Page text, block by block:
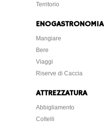
Territorio
ENOGASTRONOMIA
Mangiare
Bere
Viaggi
Riserve di Caccia
ATTREZZATURA
Abbigliamento
Coltelli